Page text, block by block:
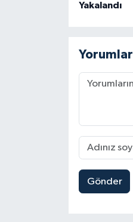
Yakalandı
Yorumlar
Gönder